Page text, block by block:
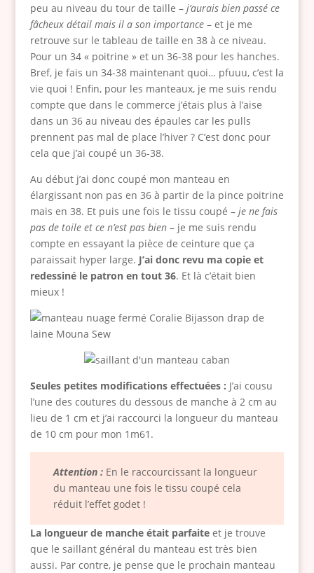
peu au niveau du tour de taille – j’aurais bien passé ce
fâcheux détail mais il a son importance– et je me
retrouve sur le tableau de taille en 38 à ce niveau.
Pour un 34 « poitrine » et un 36-38 pour les hanches.
Bref, je fais un 34-38 maintenant quoi… pfuuu, c’est la
vie quoi ! Enfin, pour les manteaux, je me suis rendu
compte que dans le commerce j’étais plus à l’aise
dans un 36 au niveau des épaules car les pulls
prennent pas mal de place l’hiver ? C’est donc pour
cela que j’ai coupé un 36-38.
Au début j’ai donc coupé mon manteau en
élargissant non pas en 36 à partir de la pince poitrine
mais en 38. Et puis une fois le tissu coupé – je ne fais
pas de toile et ce n’est pas bien– je me suis rendu
compte en essayant la pièce de ceinture que ça
paraissait hyper large. J’ai donc revu ma copie et
redessiné le patron en tout 36. Et là c’était bien
mieux !
Seules petites modifications effectuées : J’ai cousu
l’une des coutures du dessous de manche à 2 cm au
lieu de 1 cm et j’ai raccourci la longueur du manteau
de 10 cm pour mon 1m61.
Attention : En le raccourcissant la longueur
du manteau une fois le tissu coupé cela
réduit l’effet godet !
La longueur de manche était parfaiteet je trouve
que le saillant général du manteau est très bien
aussi. Par contre, je pense que le prochain manteau